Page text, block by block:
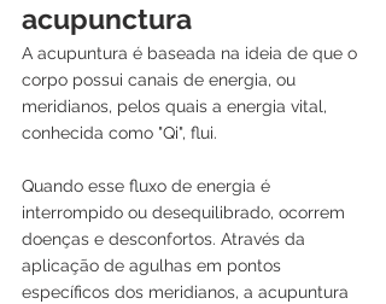
acupunctura
A acupuntura é baseada na ideia de que o
corpo possui canais de energia, ou
meridianos, pelos quais a energia vital,
conhecida como "Qi", flui.
Quando esse fluxo de energia é
interrompido ou desequilibrado, ocorrem
doenças e desconfortos. Através da
aplicação de agulhas em pontos
específicos dos meridianos, a acupuntura